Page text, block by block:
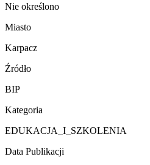
Nie określono
Miasto
Karpacz
Źródło
BIP
Kategoria
EDUKACJA_I_SZKOLENIA
Data Publikacji